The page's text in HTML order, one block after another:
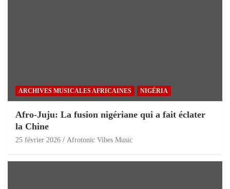
ARCHIVES MUSICALES AFRICAINES NIGÉRIA
Afro-Juju: La fusion nigériane qui a fait éclater
la Chine
25 février 2026 Afrotonic Vibes Music